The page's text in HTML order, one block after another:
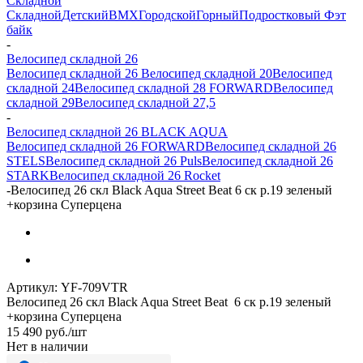
СкладнойДетскийBMXГородскойГорныйПодростковый Фэт
байк
-
Велосипед складной 26
Велосипед складной 26 Велосипед складной 20Велосипед
складной 24Велосипед складной 28 FORWARDВелосипед
складной 29Велосипед складной 27,5
-
Велосипед складной 26 BLACK AQUA
Велосипед складной 26 FORWARDВелосипед складной 26
STELSВелосипед складной 26 PulsВелосипед складной 26
STARKВелосипед складной 26 Rocket
-Велосипед 26 скл Black Aqua Street Beat 6 ск р.19 зеленый
+корзина Суперцена
Артикул: YF-709VTR
Велосипед 26 скл Black Aqua Street Beat 6 ск р.19 зеленый
+корзина Суперцена
15 490 руб./шт
Нет в наличии